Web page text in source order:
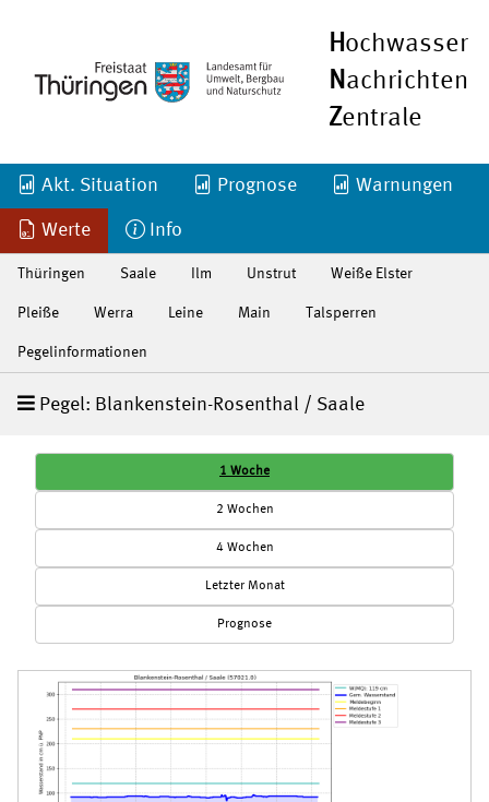
Hochwasser
Nachrichten
Zentrale
Akt. Situation Prognose Warnungen
Werte Info
Thüringen Saale Ilm Unstrut Weiße Elster
Pleiße Werra Leine Main Talsperren
Pegelinformationen
Pegel: Blankenstein-Rosenthal / Saale
1 Woche
2 Wochen
4 Wochen
Letzter Monat
Prognose